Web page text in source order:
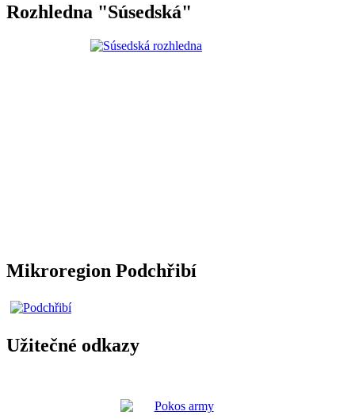
Rozhledna "Súsedská"
Mikroregion Podchřibí
Užitečné odkazy